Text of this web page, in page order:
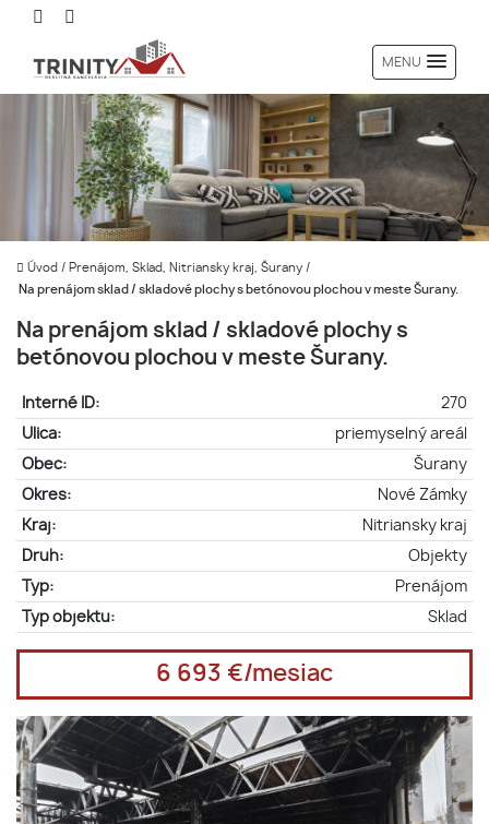
MENU
Úvod / Prenájom, Sklad, Nitriansky kraj, Šurany /
Na prenájom sklad / skladové plochy s betónovou plochou v meste Šurany.
Na prenájom sklad / skladové plochy s
betónovou plochou v meste Šurany.
Interné ID:
270
Ulica:
priemyselný areál
Obec:
Šurany
Okres:
Nové Zámky
Kraj:
Nitriansky kraj
Druh:
Objekty
Typ:
Prenájom
Typ objektu:
Sklad
6 693 €/mesiac